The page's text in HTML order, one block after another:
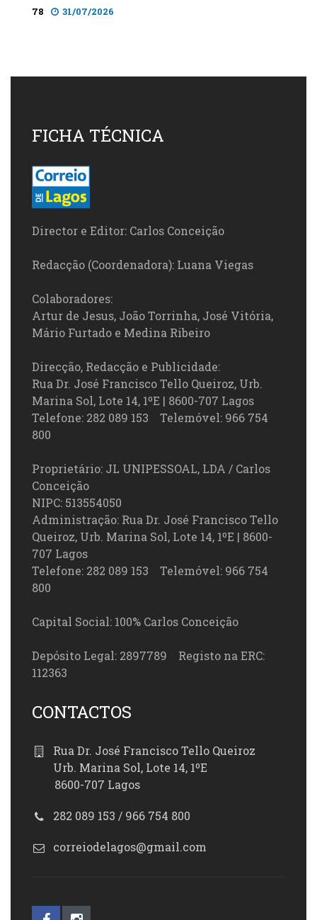
78 31/07/2026
FICHA TÉCNICA
Director e Editor: Carlos Conceição
Redacção (Coordenadora): Luana Viegas
Colaboradores:
Artur de Jesus, João Torrinha, José Vitória,
Mário Furtado e Medina Ribeiro
Direcção, Redacção e Publicidade:
Rua Dr. José Francisco Tello Queiroz, Urb.
Marina Sol, Lote 14, 1ºE | 8600-707 Lagos
Telefone: 282 089 153 Telemóvel: 966 754
800
Proprietário: JL UNIPESSOAL, LDA / Carlos
Conceição
NIPC: 513554050
Administração: Rua Dr. José Francisco Tello
Queiroz, Urb. Marina Sol, Lote 14, 1ºE | 8600-
707 Lagos
Telefone: 282 089 153 Telemóvel: 966 754
800
Capital Social: 100% Carlos Conceição
Depósito Legal: 2897789 Registo na ERC:
112363
CONTACTOS
Rua Dr. José Francisco Tello Queiroz
Urb. Marina Sol, Lote 14, 1ºE
8600-707 Lagos
282 089 153 / 966 754 800
correiodelagos@gmail.com